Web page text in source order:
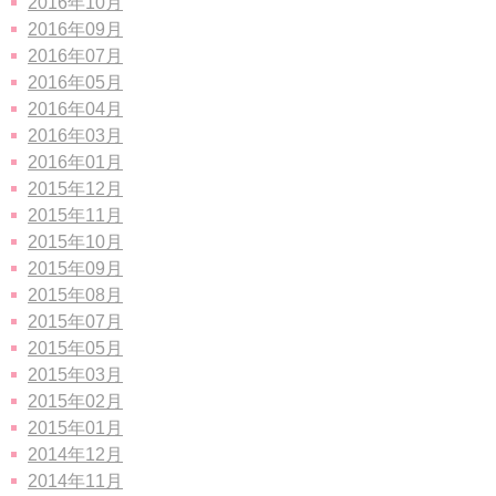
2016年09月
2016年07月
2016年05月
2016年04月
2016年03月
2016年01月
2015年12月
2015年11月
2015年10月
2015年09月
2015年08月
2015年07月
2015年05月
2015年03月
2015年02月
2015年01月
2014年12月
2014年11月